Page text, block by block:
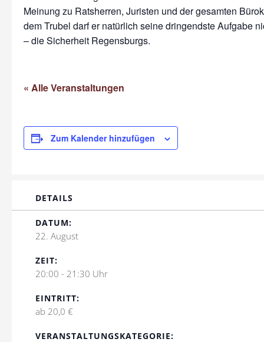
Meinung zu Ratsherren, Juristen und der gesamten
dem Trubel darf er natürlich seine dringendste Aufgabe
– die Sicherheit Regensburgs.
« Alle Veranstaltungen
Zum Kalender hinzufügen
DETAILS
DATUM:
22. August
ZEIT:
20:00 - 21:30 Uhr
EINTRITT:
ab 20,0 €
VERANSTALTUNGSKATEGORIE: